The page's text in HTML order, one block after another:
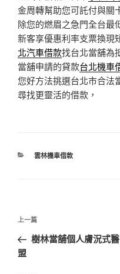
金周轉幫助您可託付與關
除您的燃眉之急門全台最
新客享優惠利率支票換現
北汽車借款找台北當舖為
當舖申請的貸款台北機車
您好方法挑選台北市合法
尋找更靈活的借款，
分
雲林機車借款
文
導
覽
上
一
篇
上一篇
樹林當舖個人膚況式
盟